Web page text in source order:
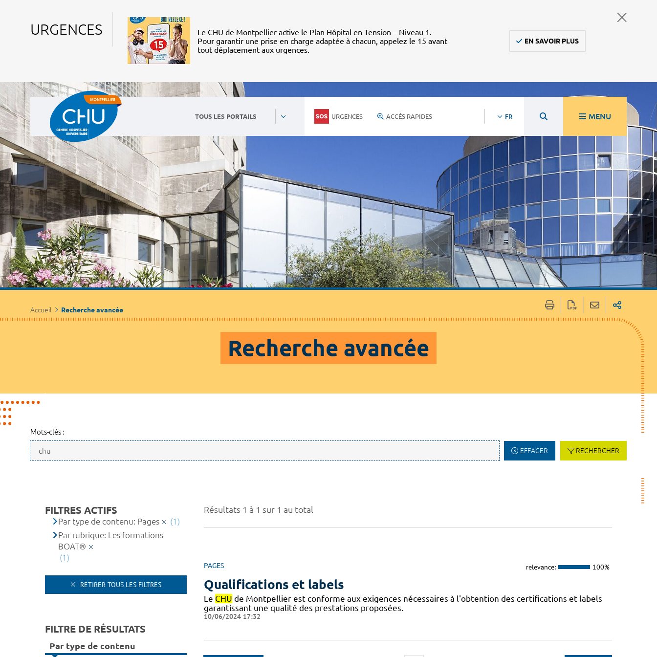
URGENCES
Le CHU de Montpellier active le Plan Hôpital en Tension – Niveau 1.
Pour garantir une prise en charge adaptée à chacun, appelez le 15 avant
tout déplacement aux urgences.
EN SAVOIR PLUS
TOUS LES PORTAILS URGENCES ACCÈS RAPIDES FR MENU
Accueil Recherche avancée
Recherche avancée
Mots-clés :
EFFACER RECHERCHER
Résultats 1 à 1 sur 1 au total
PAGES relevance: 100%
Qualifications et labels
Le CHU de Montpellier est conforme aux exigences nécessaires à l'obtention des certifications et labels
garantissant une qualité des prestations proposées.
10/06/2024 17:32
FILTRES ACTIFS
Par type de contenu: Pages
(1)
Par rubrique: Les formations
BOAT®
(1)
RETIRER TOUS LES FILTRES
FILTRE DE RÉSULTATS
Par type de contenu